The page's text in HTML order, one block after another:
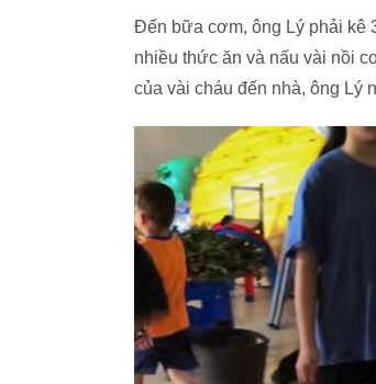
Đến bữa cơm, ông Lý phải kê
nhiều thức ăn và nấu vài nồi
của vài cháu đến nhà, ông Lý